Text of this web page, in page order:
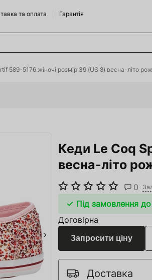
та оплата Гарантія
Сидрариї
аксесуари
для Пивоварні
та спорт
589-5176 жіночі розмір 39 (US 8) весна-літо
Кеди Le Coq
весна-літо
0
Під замовлення
Договірна
Запросити ціну
Доставка